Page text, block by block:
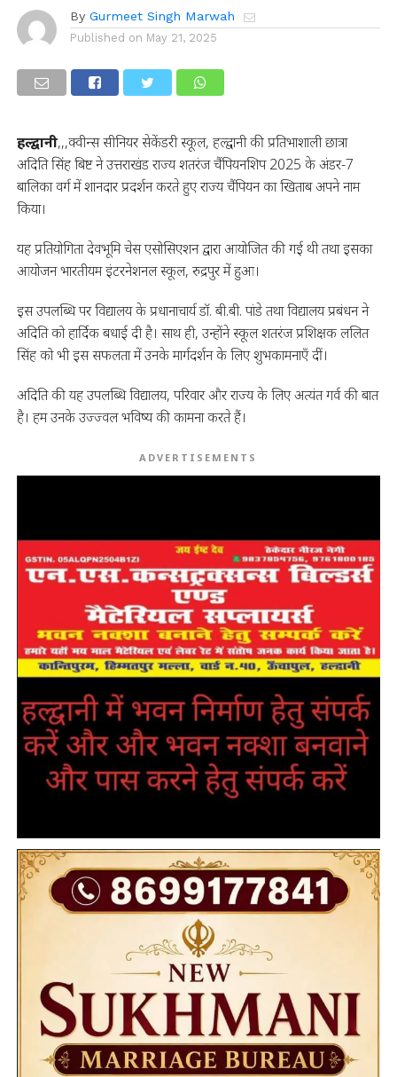
By Gurmeet Singh Marwah
Published on May 21, 2025
हल्द्वानी,,,क्वीन्स सीनियर सेकेंडरी स्कूल, हल्द्वानी की प्रतिभाशाली छात्रा
अदिति सिंह बिष्ट ने उत्तराखंड राज्य शतरंज चैंपियनशिप 2025 के अंडर-7
बालिका वर्ग में शानदार प्रदर्शन करते हुए राज्य चैंपियन का खिताब अपने नाम
किया।
यह प्रतियोगिता देवभूमि चेस एसोसिएशन द्वारा आयोजित की गई थी तथा इसका
आयोजन भारतीयम इंटरनेशनल स्कूल, रुद्रपुर में हुआ।
इस उपलब्धि पर विद्यालय के प्रधानाचार्य डॉ. बी.बी. पांडे तथा विद्यालय प्रबंधन ने
अदिति को हार्दिक बधाई दी है। साथ ही, उन्होंने स्कूल शतरंज प्रशिक्षक ललित
सिंह को भी इस सफलता में उनके मार्गदर्शन के लिए शुभकामनाएँ दीं।
अदिति की यह उपलब्धि विद्यालय, परिवार और राज्य के लिए अत्यंत गर्व की बात
है। हम उनके उज्ज्वल भविष्य की कामना करते हैं।
ADVERTISEMENTS